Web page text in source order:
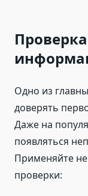
Одно из
доверять
Даже на
появляться
Применяйте
проверки: